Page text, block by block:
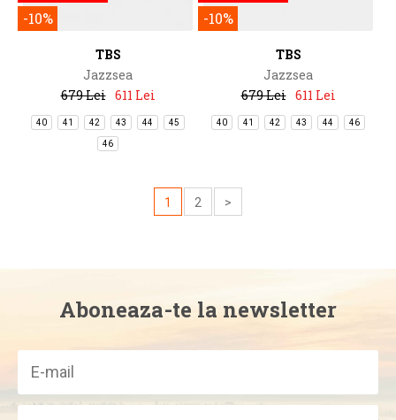
-10%
TBS
Jazzsea
679 Lei 611 Lei
40 41 42 43 44 45
46
-10%
TBS
Jazzsea
679 Lei 611 Lei
40 41 42 43 44 46
1 2 >
Aboneaza-te la newsletter